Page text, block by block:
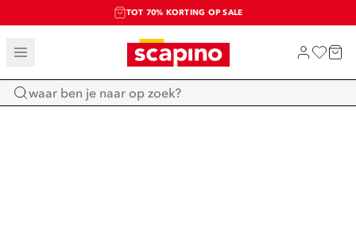
TOT 70% KORTING OP SALE
SALE: LAATSTE KANS!
SHOP NIEUW
Home